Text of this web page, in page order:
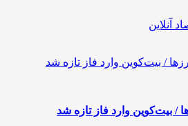
آنلاین
/ بیت‌کوین وارد فاز تازه شد